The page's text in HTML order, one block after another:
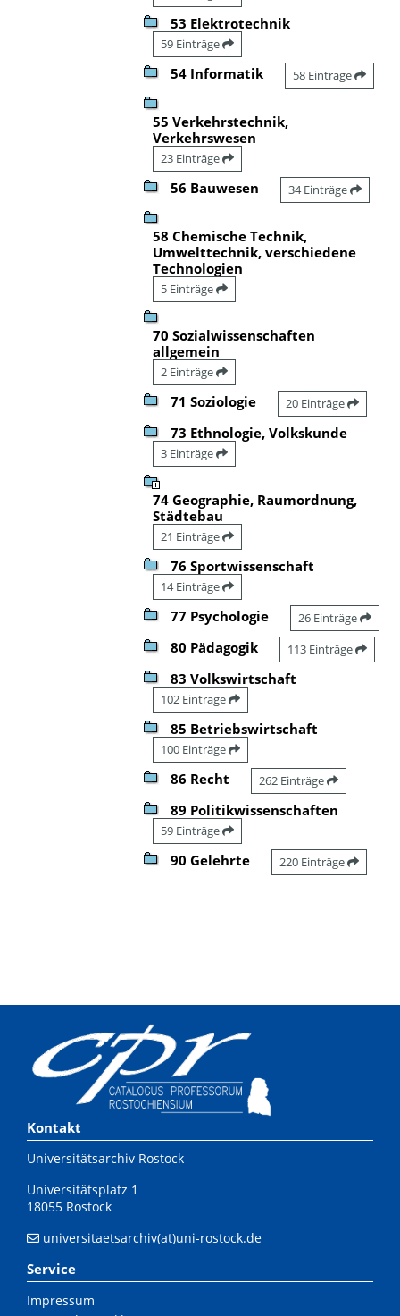
53 Elektrotechnik
59 Einträge
54 Informatik 58 Einträge
55 Verkehrstechnik,
Verkehrswesen
23 Einträge
56 Bauwesen 34 Einträge
58 Chemische Technik,
Umwelttechnik, verschiedene
Technologien
5 Einträge
70 Sozialwissenschaften
allgemein
2 Einträge
71 Soziologie 20 Einträge
73 Ethnologie, Volkskunde
3 Einträge
74 Geographie, Raumordnung,
Städtebau
21 Einträge
76 Sportwissenschaft
14 Einträge
77 Psychologie 26 Einträge
80 Pädagogik 113 Einträge
83 Volkswirtschaft
102 Einträge
85 Betriebswirtschaft
100 Einträge
86 Recht 262 Einträge
89 Politikwissenschaften
59 Einträge
90 Gelehrte 220 Einträge
Kontakt
Universitätsarchiv Rostock
Universitätsplatz 1
18055 Rostock
universitaetsarchiv(at)uni-rostock.de
Service
Impressum